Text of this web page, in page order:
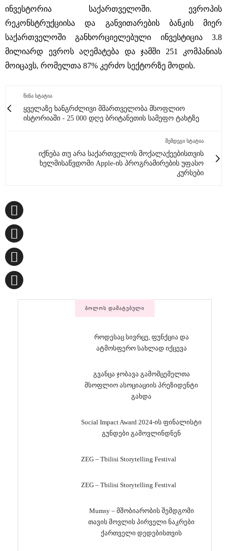
ინვესტორია საქართველოში. ევროპის
რეკონსტრუქციისა და განვითარების ბანკის მიერ
საქართველოში განხორციელებული ინვესტიცია 3.8
მილიარდ ევროს აღემატება და ჯამში 251 კომპანიას
მოიცავს, რომელთა 87% კერძო სექტორზე მოდის.
ᲬᲘᲜᲐ ᲡᲢᲐᲢᲘᲐ
ყველაზე ხანგრძლივი მმართველობა მსოფლიო
ისტორიაში - 25 000 დღე ბრიტანეთის სამეფო ტახტზე
ᲨᲔᲛᲓᲔᲒᲘ ᲡᲢᲐᲢᲘᲐ
იქნება თუ არა საქართველოს მოქალაქეებისთვის
ხელმისაწვდომი Apple-ის პროგრამირების უფასო
კურსები
ᲑᲝᲚᲝᲡ ᲓᲐᲛᲐᲢᲔᲑᲣᲚᲘ
როდესაც სივრცე, ფუნქცია და
ატმოსფერო სახლად იქცევა
გვანცა ჯობავა გამომცემელთა
მსოფლიო ასოციაციის პრეზიდენტი
გახდა
Social Impact Award 2024-ის ფინალისტი
გუნდები გამოვლინდნენ
ZEG – Tbilisi Storytelling Festival
ZEG – Tbilisi Storytelling Festival
Mumsy – მშობიარობის შემდგომი
თავის მოვლის პირველი ნაკრები
ქართველი დედებისთვის